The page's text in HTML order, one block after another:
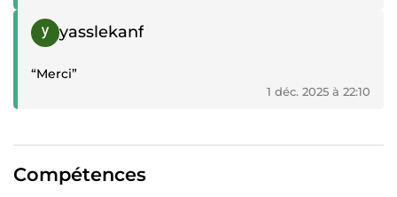
Témoignage positif
yasslekanf
“Merci”
1 déc. 2025 à 22:10
Compétences